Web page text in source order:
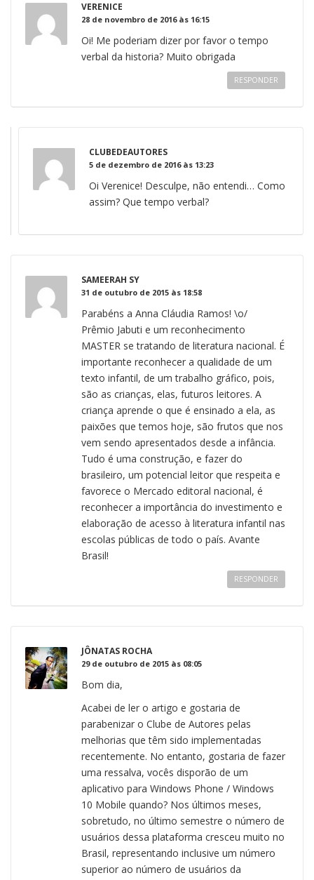
VERENICE
28 de novembro de 2016 às 16:15
Oi! Me poderiam dizer por favor o tempo
verbal da historia? Muito obrigada
RESPONDER
CLUBEDEAUTORES
5 de dezembro de 2016 às 13:23
Oi Verenice! Desculpe, não entendi… Como
assim? Que tempo verbal?
SAMEERAH SY
31 de outubro de 2015 às 18:58
Parabéns a Anna Cláudia Ramos! \o/
Prêmio Jabuti e um reconhecimento
MASTER se tratando de literatura nacional. É
importante reconhecer a qualidade de um
texto infantil, de um trabalho gráfico, pois,
são as crianças, elas, futuros leitores. A
criança aprende o que é ensinado a ela, as
paixões que temos hoje, são frutos que nos
vem sendo apresentados desde a infância.
Tudo é uma construção, e fazer do
brasileiro, um potencial leitor que respeita e
favorece o Mercado editoral nacional, é
reconhecer a importância do investimento e
elaboração de acesso à literatura infantil nas
escolas públicas de todo o país. Avante
Brasil!
RESPONDER
JÔNATAS ROCHA
29 de outubro de 2015 às 08:05
Bom dia,
Acabei de ler o artigo e gostaria de
parabenizar o Clube de Autores pelas
melhorias que têm sido implementadas
recentemente. No entanto, gostaria de fazer
uma ressalva, vocês disporão de um
aplicativo para Windows Phone / Windows
10 Mobile quando? Nos últimos meses,
sobretudo, no último semestre o número de
usuários dessa plataforma cresceu muito no
Brasil, representando inclusive um número
superior ao número de usuários da